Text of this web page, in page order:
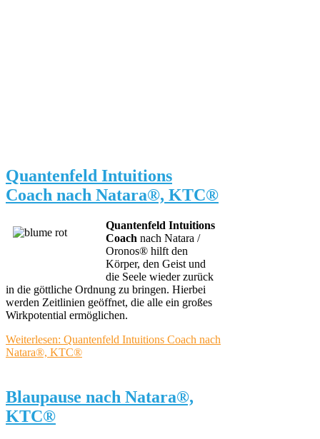
Quantenfeld Intuitions
Coach nach Natara®, KTC®
Quantenfeld Intuitions
Coach nach Natara /
Oronos® hilft den
Körper, den Geist und
die Seele wieder zurück
in die göttliche Ordnung zu bringen. Hierbei
werden Zeitlinien geöffnet, die alle ein großes
Wirkpotential ermöglichen.
Weiterlesen: Quantenfeld Intuitions Coach nach
Natara®, KTC®
Blaupause nach Natara®,
KTC®